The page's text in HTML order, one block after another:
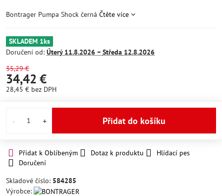
Bontrager Pumpa Shock černá Čtěte více
SKLADEM 1ks
Doručení od: Úterý11.8.2026 − Středa 12.8.2026
35,29 €
34,42 €
28,45 € bez DPH
Přidat do košíku
Přidat k Oblíbeným Dotaz k produktu
Hlídací pes
Doručení
Skladové číslo: 584285
Výrobce: